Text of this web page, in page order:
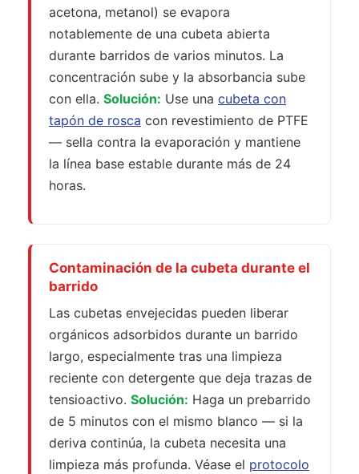
acetona, metanol) se evapora
notablemente de una cubeta abierta
durante barridos de varios minutos. La
concentración sube y la absorbancia sube
con ella. Solución: Use una cubeta con
tapón de rosca con revestimiento de PTFE
— sella contra la evaporación y mantiene
la línea base estable durante más de 24
horas.
Contaminación de la cubeta durante el
barrido
Las cubetas envejecidas pueden liberar
orgánicos adsorbidos durante un barrido
largo, especialmente tras una limpieza
reciente con detergente que deja trazas de
tensioactivo. Solución: Haga un prebarrido
de 5 minutos con el mismo blanco — si la
deriva continúa, la cubeta necesita una
limpieza más profunda. Véase el protocolo